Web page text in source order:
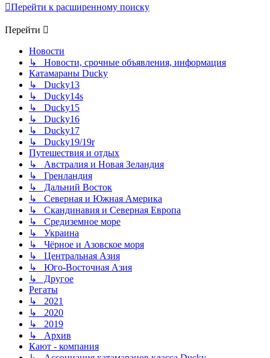
Перейти к расширенному поиску
Перейти
Новости
↳ Новости, срочные объявления, информация
Катамараны Ducky
↳ Ducky13
↳ Ducky14s
↳ Ducky15
↳ Ducky16
↳ Ducky17
↳ Ducky19/19r
Путешествия и отдых
↳ Австралия и Новая Зеландия
↳ Гренландия
↳ Дальний Восток
↳ Северная и Южная Америка
↳ Скандинавия и Северная Европа
↳ Средиземное море
↳ Украина
↳ Чёрное и Азовское моря
↳ Центральная Азия
↳ Юго-Восточная Азия
↳ Другое
Регаты
↳ 2021
↳ 2020
↳ 2019
↳ Архив
Кают - компания